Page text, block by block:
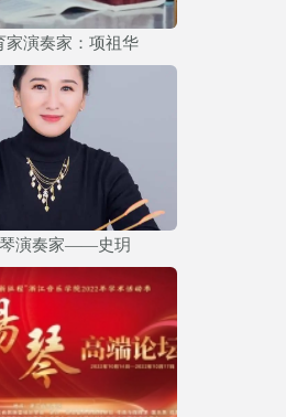
家演奏家：项祖华
演奏家——史玥